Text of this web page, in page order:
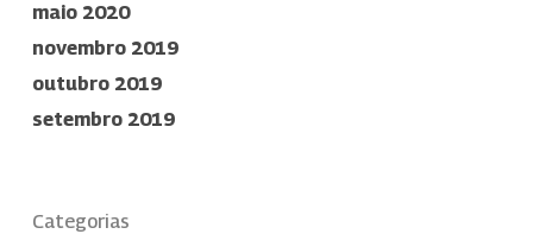
maio 2020
novembro 2019
outubro 2019
setembro 2019
Categorias